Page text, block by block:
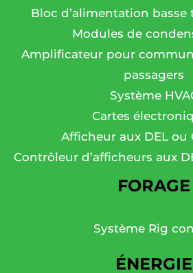
Bloc d’alimentation basse
Modules de
Amplificateur pour
passagers
Système
Cartes
Afficheur aux DEL ou
Contrôleur d’afficheurs aux
FORAGE
Système Rig
ÉNERGIE